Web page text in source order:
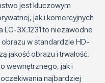
jest kluczowym
jak i komercyjnych
3X.1231 to niezawodne
w standardzie HD-
jakość obrazu i trwałość.
wewnętrznego, jak i
najbardziej